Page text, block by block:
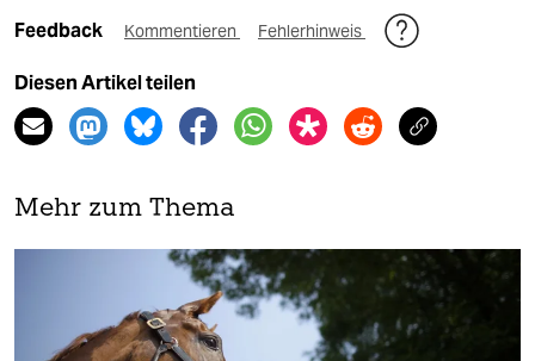
Feedback Kommentieren Fehlerhinweis
Diesen Artikel teilen
Mehr zum Thema